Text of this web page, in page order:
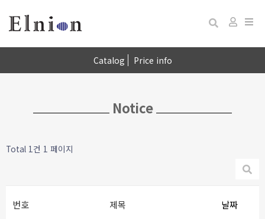
Catalog Price info
Notice
Total 1건 1 페이지
번호 제목 날짜